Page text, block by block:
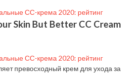
Skin But Better CC Cream
превосходный крем для ухода за